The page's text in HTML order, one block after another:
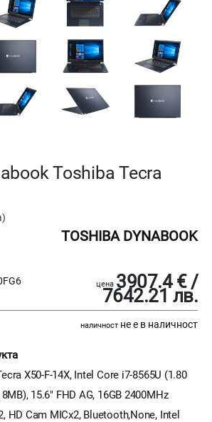
Toshiba Tecra
TOSHIBA DYNABOOK
цена 3907.4 € /
7642.21 лв.
наличност не е в наличност
X50-F-14X, Intel Core i7-8565U (1.80
15.6" FHD AG, 16GB 2400MHz
HD Cam MICx2, Bluetooth,None, Intel